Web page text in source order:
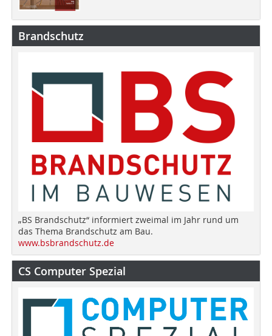
Brandschutz
„BS Brandschutz“ informiert zweimal im Jahr rund um
das Thema Brandschutz am Bau.
www.bsbrandschutz.de
CS Computer Spezial